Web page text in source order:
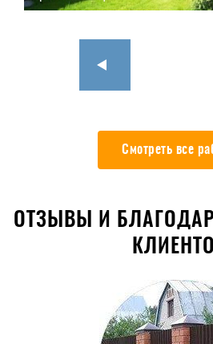
Смотреть все
ОТЗЫВЫ И